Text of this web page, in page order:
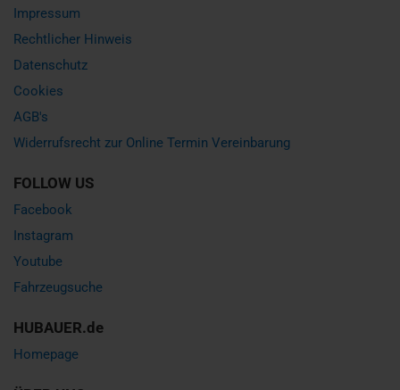
Impressum
Rechtlicher Hinweis
Datenschutz
Cookies
AGB's
Widerrufsrecht zur Online Termin Vereinbarung
FOLLOW US
Facebook
Instagram
Youtube
Fahrzeugsuche
HUBAUER.de
Homepage